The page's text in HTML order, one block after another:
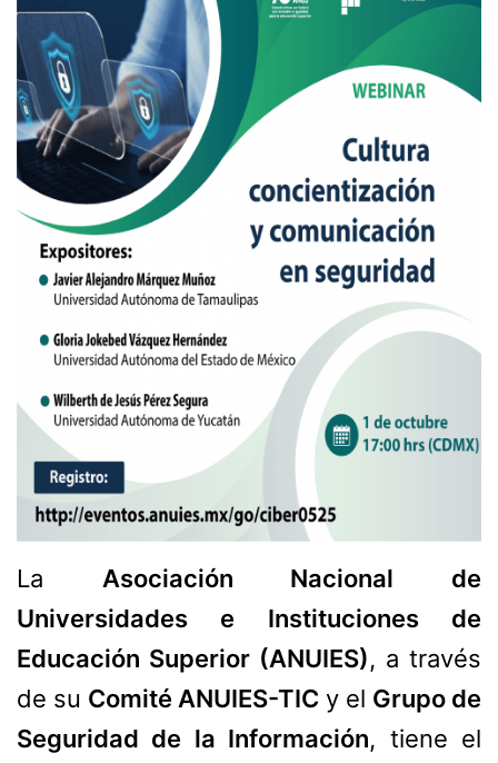
La Asociación Nacional de
Universidades e Instituciones de
Educación Superior (ANUIES), a través
de su Comité ANUIES-TIC y el Grupo de
Seguridad de la Información, tiene el